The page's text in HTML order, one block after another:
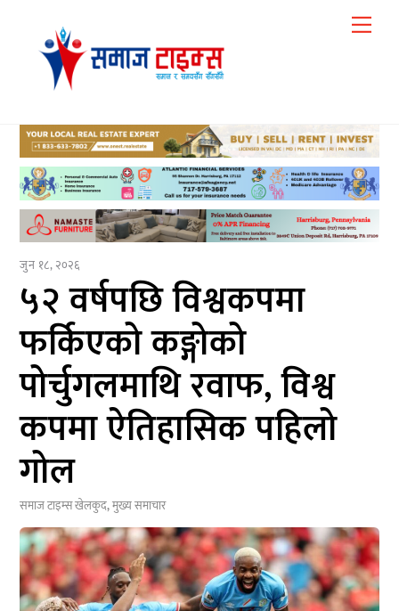
content
जुन १८, २०२६
५२ वर्षपछि विश्वकपमा
फर्किएको कङ्गोको
पोर्चुगलमाथि रवाफ, विश्व
कपमा ऐतिहासिक पहिलो
गोल
समाज टाइम्सखेलकुद,मुख्य समाचार